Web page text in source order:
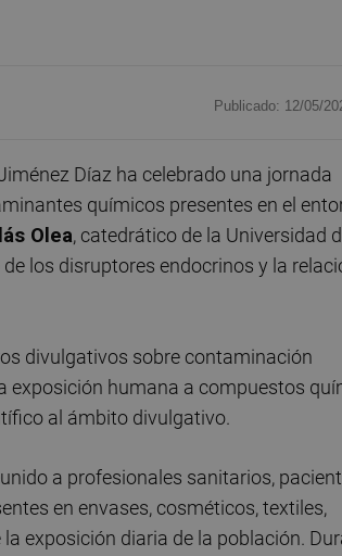
Publicado: 12/05/
Díaz ha celebrado una jornada
químicos presentes en el
Olea, catedrático de la Universidad
los disruptores endocrinos y la
divulgativos sobre contaminación
exposición humana a compuestos
al ámbito divulgativo.
a profesionales sanitarios,
en envases, cosméticos, textiles,
exposición diaria de la población.